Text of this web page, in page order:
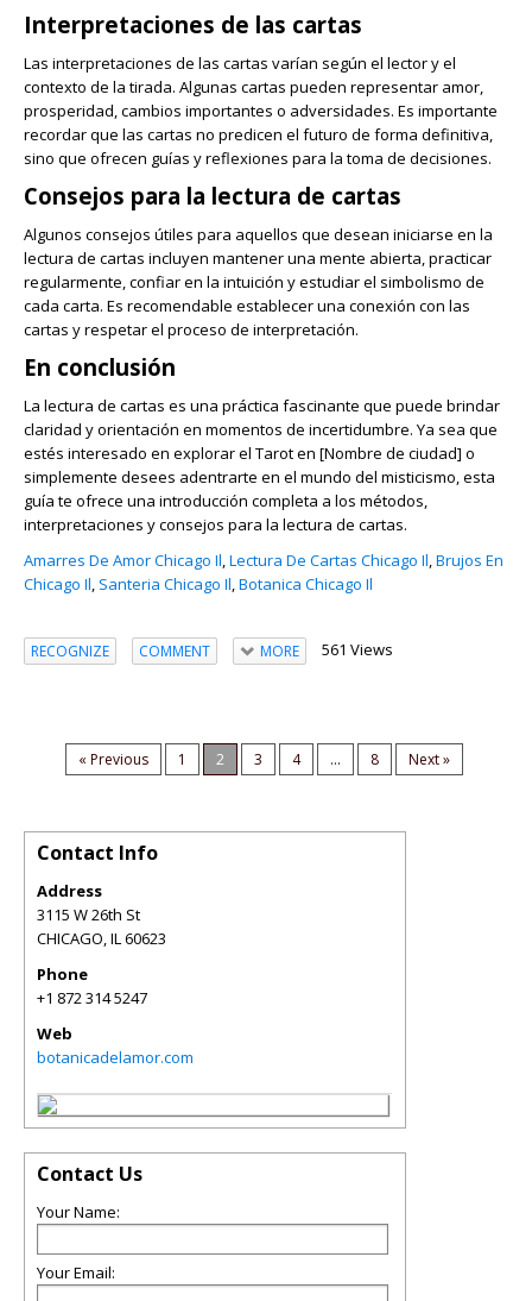
Interpretaciones de las cartas
Las interpretaciones de las cartas varían según el lector y el
contexto de la tirada. Algunas cartas pueden representar amor,
prosperidad, cambios importantes o adversidades. Es importante
recordar que las cartas no predicen el futuro de forma definitiva,
sino que ofrecen guías y reflexiones para la toma de decisiones.
Consejos para la lectura de cartas
Algunos consejos útiles para aquellos que desean iniciarse en la
lectura de cartas incluyen mantener una mente abierta, practicar
regularmente, confiar en la intuición y estudiar el simbolismo de
cada carta. Es recomendable establecer una conexión con las
cartas y respetar el proceso de interpretación.
En conclusión
La lectura de cartas es una práctica fascinante que puede brindar
claridad y orientación en momentos de incertidumbre. Ya sea que
estés interesado en explorar el Tarot en [Nombre de ciudad] o
simplemente desees adentrarte en el mundo del misticismo, esta
guía te ofrece una introducción completa a los métodos,
interpretaciones y consejos para la lectura de cartas.
Amarres De Amor Chicago Il,Lectura De Cartas Chicago Il,Brujos En
Chicago Il, Santeria Chicago Il,Botanica Chicago Il
RECOGNIZE COMMENT MORE 561 Views
« Previous 1 2 3 4 ... 8 Next »
Contact Info
Address
3115 W 26th St
CHICAGO,IL60623
Phone
+1 872 314 5247
Web
botanicadelamor.com
Contact Us
Your Name:
Your Email: